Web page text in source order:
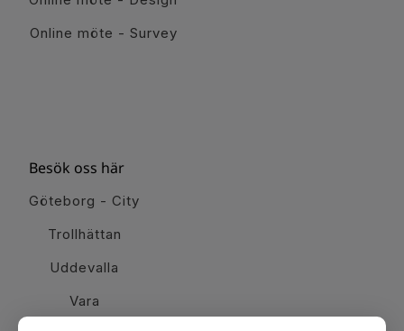
Online möte - Survey
Besök oss här
Göteborg - City
Trollhättan
Uddevalla
Vara